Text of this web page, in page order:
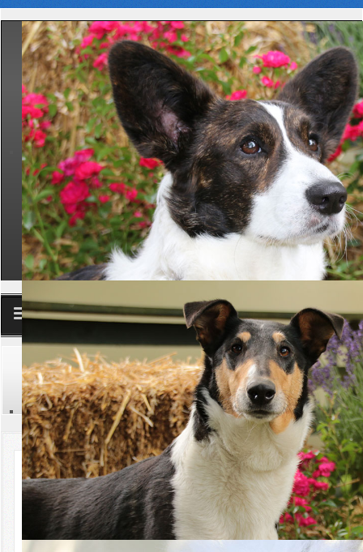
Kontakt
Aktuelles
Termine
Rassen
Aktuelle Seite:Startseite Aktuelles News
20.07.2022 An Herrn
Bundeskanzler Olaf Scholz
Suchen
20.07.2022 An Herrn Bundeskanzler Olaf
Scholz
Novelle der Tierschutz-Hundeverordnung (TierSchHuV)